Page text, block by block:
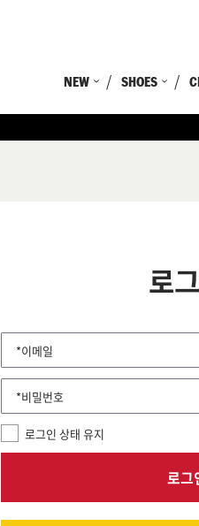
NEW SHOES
로
*이메일
*비밀번호
로그인 상태 유지
로그